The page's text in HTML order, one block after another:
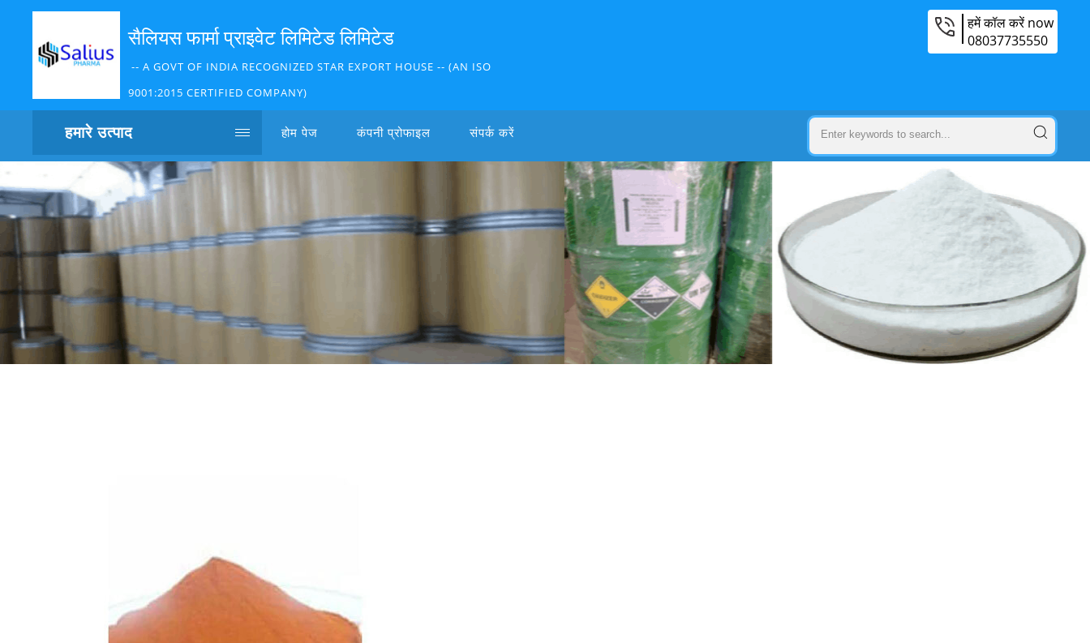
सैलियस फार्मा प्राइवेट लिमिटेड लिमिटेड
-- A GOVT OF INDIA RECOGNIZED STAR EXPORT HOUSE -- (AN ISO
9001:2015 CERTIFIED COMPANY)
हमें कॉल करें now
08037735550
हमारे उत्पाद होम पेज कंपनी प्रोफाइल संपर्क करें